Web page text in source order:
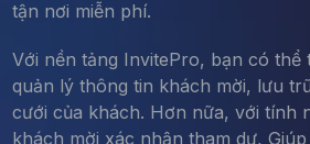
tận nơi miễn phí.
Với nền tảng InvitePro, bạn có thể
quản lý thông tin khách mời, lưu
cưới của khách. Hơn nữa, với tính
khách mời xác nhận tham dự,